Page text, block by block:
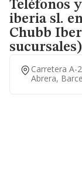
Teléfonos
iberia sl.
Chubb
sucursales)
Carretera A-
Abrera,